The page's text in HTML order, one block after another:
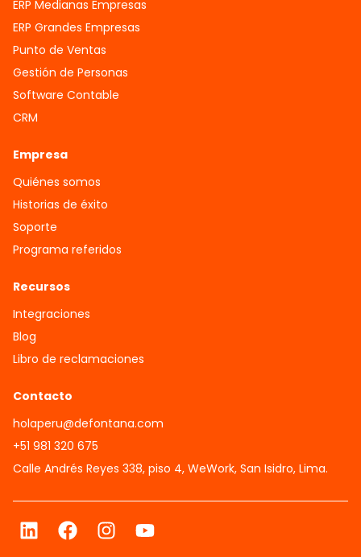
ERP Medianas Empresas
ERP Grandes Empresas
Punto de Ventas
Gestión de Personas
Software Contable
CRM
Empresa
Quiénes somos
Historias de éxito
Soporte
Programa referidos
Recursos
Integraciones
Blog
Libro de reclamaciones
Contacto
holaperu@defontana.com
+51 981 320 675
Calle Andrés Reyes 338, piso 4, WeWork, San Isidro, Lima.